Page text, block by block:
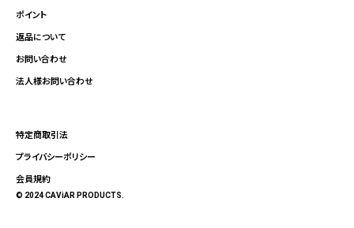
ポイント
返品について
お問い合わせ
法人様お問い合わせ
特定商取引法
プライバシーポリシー
会員規約
© 2024 CAViAR PRODUCTS.